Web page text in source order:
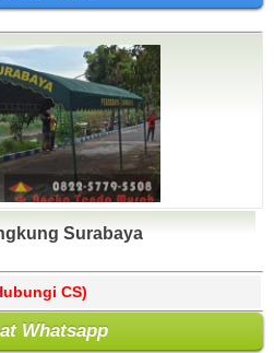
Surabaya
CS)
Whatsapp